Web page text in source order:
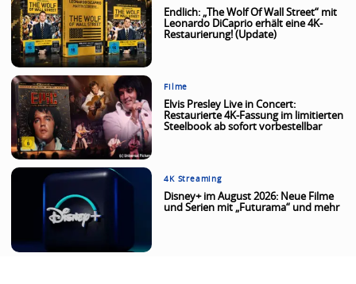
Endlich: „The Wolf Of Wall Street“ mit
Leonardo DiCaprio erhält eine 4K-
Restaurierung! (Update)
Filme
Elvis Presley Live in Concert:
Restaurierte 4K-Fassung im limitierten
Steelbook ab sofort vorbestellbar
4K Streaming
Disney+ im August 2026: Neue Filme
und Serien mit „Futurama“ und mehr